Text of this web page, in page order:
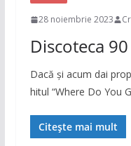
28 noiembrie 2023
Discoteca
Dacă și acum dai
hitul “Where Do You
Citește mai mult